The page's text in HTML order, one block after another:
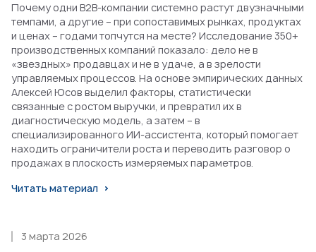
Почему одни B2B-компании системно растут двузначными
темпами, а другие – при сопоставимых рынках, продуктах
и ценах – годами топчутся на месте? Исследование 350+
производственных компаний показало: дело не в
«звездных» продавцах и не в удаче, а в зрелости
управляемых процессов. На основе эмпирических данных
Алексей Юсов выделил факторы, статистически
связанные с ростом выручки, и превратил их в
диагностическую модель, а затем – в
специализированного ИИ-ассистента, который помогает
находить ограничители роста и переводить разговор о
продажах в плоскость измеряемых параметров.
Читать материал
3 марта 2026